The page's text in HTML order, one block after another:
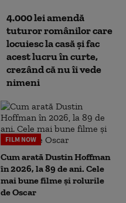
4.000 lei amendă
tuturor românilor care
locuiesc la casă și fac
acest lucru în curte,
crezând că nu îi vede
nimeni
FILM NOW
Cum arată Dustin Hoffman
în 2026, la 89 de ani. Cele
mai bune filme și rolurile
de Oscar